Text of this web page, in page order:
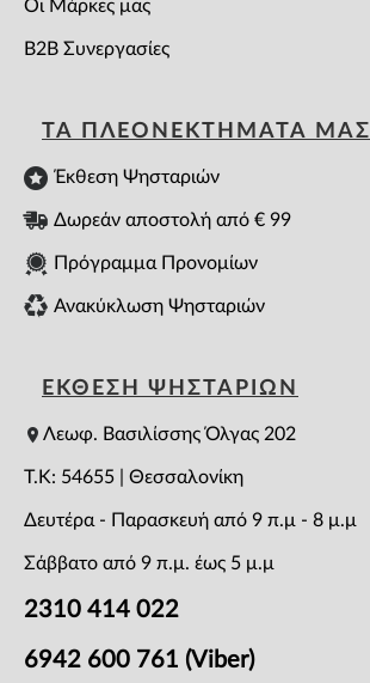
Οι Μάρκες μας
B2B Συνεργασίες
ΤΑ ΠΛΕΟΝΕΚΤΗΜΑΤΑ ΜΑΣ
Έκθεση Ψησταριών
Δωρεάν αποστολή από € 99
Πρόγραμμα Προνομίων
Ανακύκλωση Ψησταριών
ΕΚΘΕΣΗ ΨΗΣΤΑΡΙΩΝ
Λεωφ. Βασιλίσσης Όλγας 202
T.K: 54655 | Θεσσαλονίκη
Δευτέρα - Παρασκευή από 9 π.μ - 8 μ.μ
Σάββατο από 9 π.μ. έως 5 μ.μ
2310 414 022
6942 600 761 (Viber)